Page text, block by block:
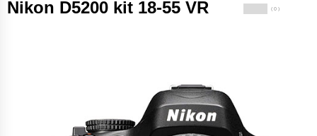
Nikon D5200 kit 18-55 VR ( 0 )